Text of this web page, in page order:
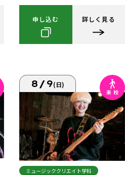
申し込む 詳しく見る
8/9(日)
ミュージッククリエイト学科